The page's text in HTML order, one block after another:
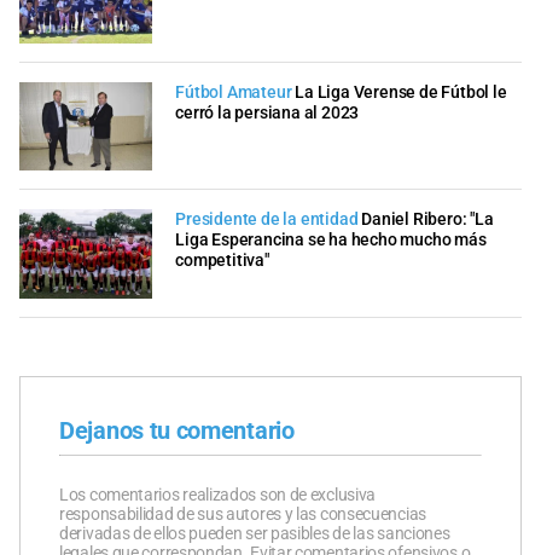
Fútbol Amateur La Liga Verense de Fútbol le
cerró la persiana al 2023
Presidente de la entidad Daniel Ribero: "La
Liga Esperancina se ha hecho mucho más
competitiva"
Dejanos tu comentario
Los comentarios realizados son de exclusiva
responsabilidad de sus autores y las consecuencias
derivadas de ellos pueden ser pasibles de las sanciones